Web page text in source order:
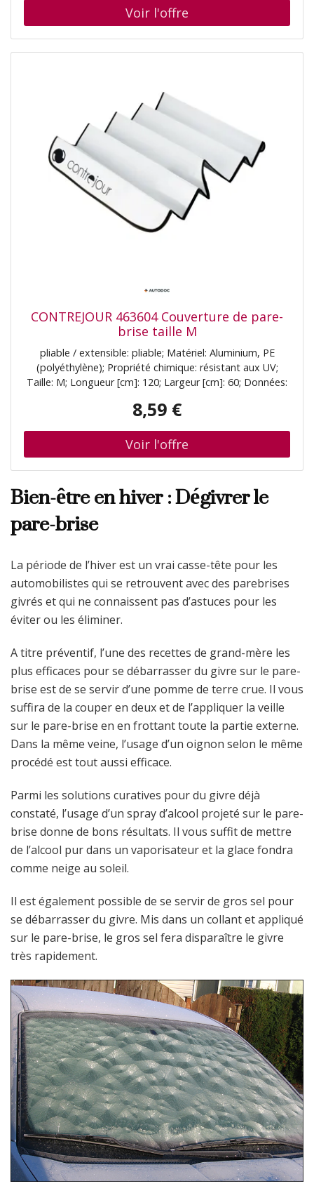
CONTREJOUR 463604 Couverture de pare-
brise taille M
pliable / extensible: pliable; Matériel: Aluminium, PE
(polyéthylène); Propriété chimique: résistant aux UV;
Taille: M; Longueur [cm]: 120; Largeur [cm]: 60; Données:
debout
8,59 €
Bien-être en hiver : Dégivrer le
pare-brise
La période de l’hiver est un vrai casse-tête pour les
automobilistes qui se retrouvent avec des parebrises
givrés et qui ne connaissent pas d’astuces pour les
éviter ou les éliminer.
A titre préventif, l’une des recettes de grand-mère les
plus efficaces pour se débarrasser du givre sur le pare-
brise est de se servir d’une pomme de terre crue. Il vous
suffira de la couper en deux et de l’appliquer la veille
sur le pare-brise en en frottant toute la partie externe.
Dans la même veine, l’usage d’un oignon selon le même
procédé est tout aussi efficace.
Parmi les solutions curatives pour du givre déjà
constaté, l’usage d’un spray d’alcool projeté sur le pare-
brise donne de bons résultats. Il vous suffit de mettre
de l’alcool pur dans un vaporisateur et la glace fondra
comme neige au soleil.
Il est également possible de se servir de gros sel pour
se débarrasser du givre. Mis dans un collant et appliqué
sur le pare-brise, le gros sel fera disparaître le givre
très rapidement.